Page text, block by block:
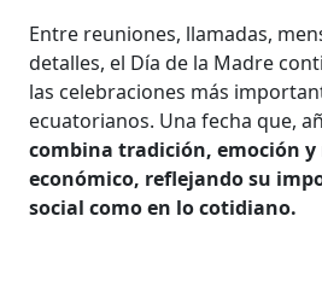
Entre reuniones, llamadas,
detalles, el Día de la Madre
las celebraciones más
ecuatorianos. Una fecha que,
combina tradición, emoción
económico, reflejando su
social como en lo cotidiano.